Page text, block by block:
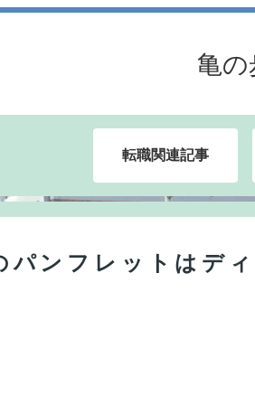
亀
転職関連記事
ンフレットはディ